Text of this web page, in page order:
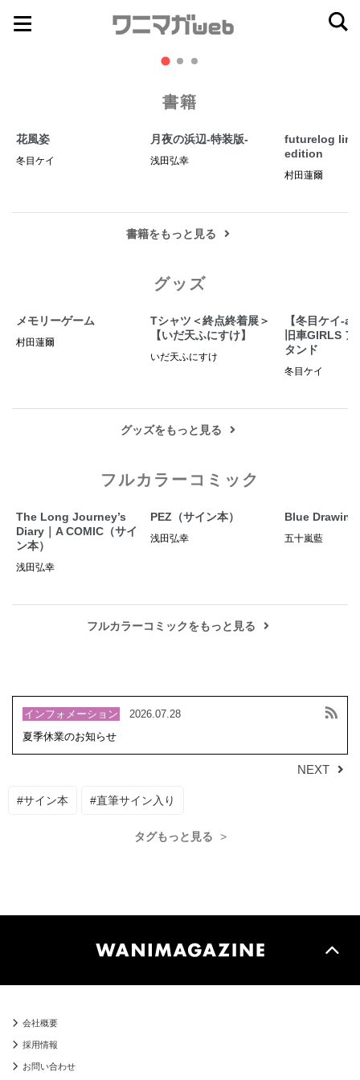
ナ
ョ
ン
コ
へ
ス
書籍
花風姿
冬目ケイ
月夜の浜辺-特装版-
浅田弘幸
futurelog
edition
村田蓮爾
書籍をもっと見る
グッズ
メモリーゲーム
村田蓮爾
Tシャツ＜終点終着展＞
【いだ天ふにすけ】
いだ天ふにすけ
【冬目ケイ-
旧車GIRLS
タンド
冬目ケイ
グッズをもっと見る
フルカラーコミック
The Long Journey’s
Diary｜A COMIC（サイ
ン本）
浅田弘幸
PEZ（サイン本）
浅田弘幸
Blue Drawing
五十嵐藍
フルカラーコミックをもっと見る
インフォメーション
2026.07.28
夏季休業のお知らせ
NEXT
#サイン本 #直筆サイン入り
タグもっと見る
会社概要
採用情報
お問い合わせ